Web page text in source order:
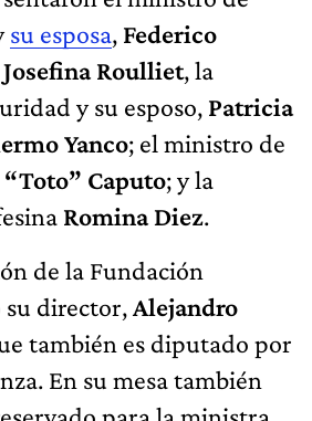
su esposa, Federico
Josefina Roulliet, la
y su esposo, Patricia
Yanco; el ministro de
Caputo; y la
Romina Diez.
de la Fundación
director,Alejandro
también es diputado por
En su mesa también